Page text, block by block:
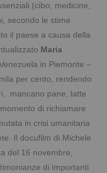
(cibo, medicine,
secondo le stime
il paese a causa della
Maria
in Piemonte –
per cento, rendendo
mancano pane, latte
di richiamare
in crisi umanitaria
Il docufilm di Michele
del 16 novembre,
di importanti